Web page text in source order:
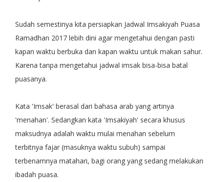
Sudah semestinya kita persiapkan Jadwal Imsakiyah Puasa
Ramadhan 2017 lebih dini agar mengetahui dengan pasti
kapan waktu berbuka dan kapan waktu untuk makan sahur.
Karena tanpa mengetahui jadwal imsak bisa-bisa batal
puasanya.
Kata 'Imsak' berasal dari bahasa arab yang artinya
'menahan'. Sedangkan kata 'Imsakiyah' secara khusus
maksudnya adalah waktu mulai menahan sebelum
terbitnya fajar (masuknya waktu subuh) sampai
terbenamnya matahari, bagi orang yang sedang melakukan
ibadah puasa.